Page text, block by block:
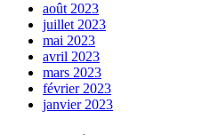
août 2023
juillet 2023
mai 2023
avril 2023
mars 2023
février 2023
janvier 2023